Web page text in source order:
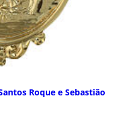
Roque e Sebastião